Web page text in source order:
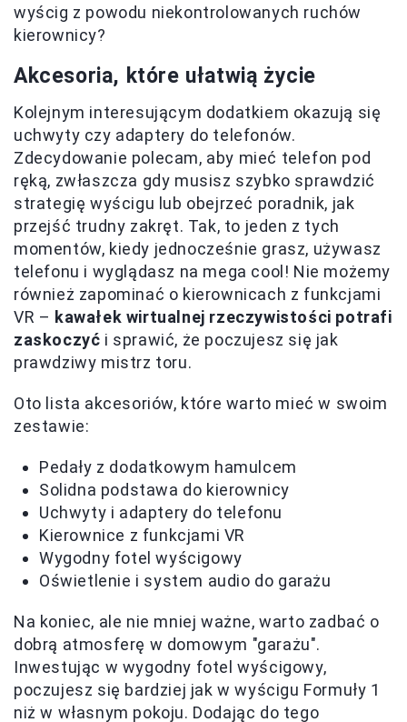
wyścig z powodu niekontrolowanych ruchów
kierownicy?
Akcesoria, które ułatwią życie
Kolejnym interesującym dodatkiem okazują się
uchwyty czy adaptery do telefonów.
Zdecydowanie polecam, aby mieć telefon pod
ręką, zwłaszcza gdy musisz szybko sprawdzić
strategię wyścigu lub obejrzeć poradnik, jak
przejść trudny zakręt. Tak, to jeden z tych
momentów, kiedy jednocześnie grasz, używasz
telefonu i wyglądasz na mega cool! Nie możemy
również zapominać o kierownicach z funkcjami
VR – kawałek wirtualnej rzeczywistości potrafi
zaskoczyć i sprawić, że poczujesz się jak
prawdziwy mistrz toru.
Oto lista akcesoriów, które warto mieć w swoim
zestawie:
Pedały z dodatkowym hamulcem
Solidna podstawa do kierownicy
Uchwyty i adaptery do telefonu
Kierownice z funkcjami VR
Wygodny fotel wyścigowy
Oświetlenie i system audio do garażu
Na koniec, ale nie mniej ważne, warto zadbać o
dobrą atmosferę w domowym "garażu".
Inwestując w wygodny fotel wyścigowy,
poczujesz się bardziej jak w wyścigu Formuły 1
niż w własnym pokoju. Dodając do tego